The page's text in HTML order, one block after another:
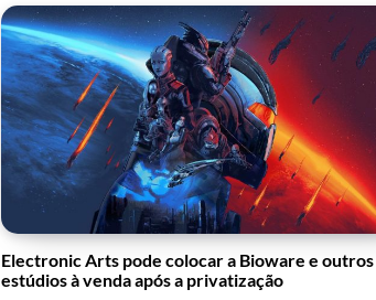
Electronic Arts pode colocar a Bioware e outros
estúdios à venda após a privatização